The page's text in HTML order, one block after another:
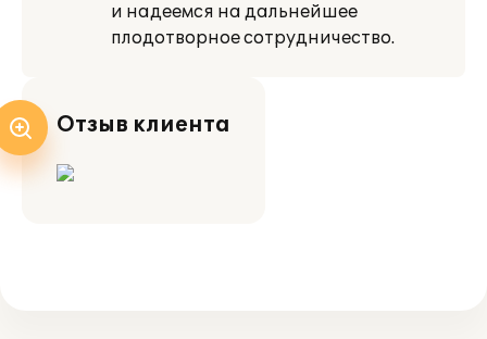
и надеемся на дальнейшее
плодотворное сотрудничество.
Отзыв клиента